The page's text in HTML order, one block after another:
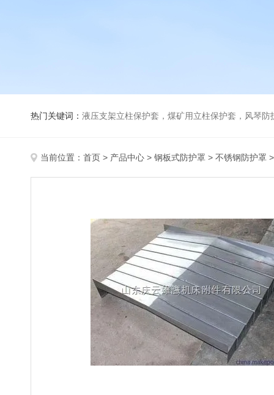
热门关键词： 液压支架立柱保护套，煤矿用立柱保护套，风琴
当前位置： 首页 > 产品中心 > 钢板式防护罩 > 不锈钢防护罩